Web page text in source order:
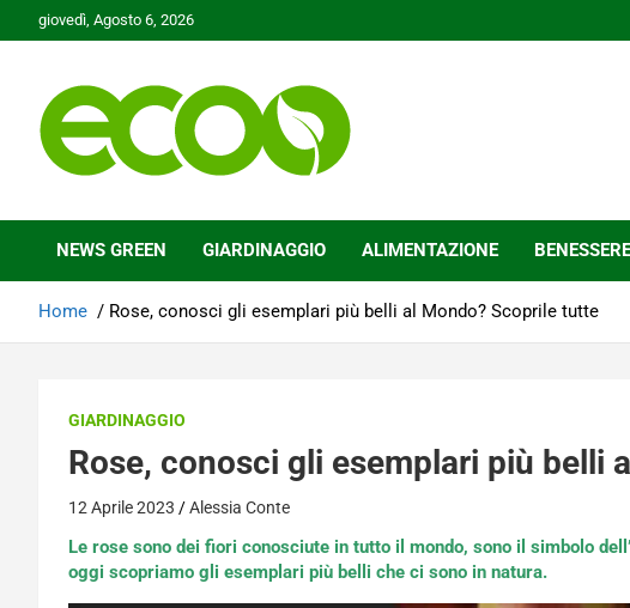
to
giovedì, Agosto 6, 2026
Ecoo.it
NEWS GREEN GIARDINAGGIO ALIMENTAZIONE BENESSERE
Home Rose, conosci gli esemplari più belli al Mondo? Scoprile tutte
GIARDINAGGIO
Rose, conosci gli esemplari più belli
12 Aprile 2023 Alessia Conte
Le rose sono dei fiori conosciute in tutto il mondo, sono il simbolo
oggi scopriamo gli esemplari più belli che ci sono in natura.